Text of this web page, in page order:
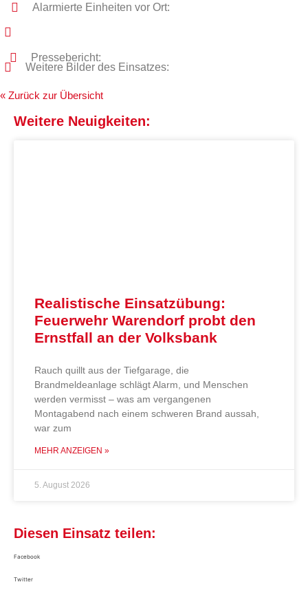
Alarmierte Einheiten vor Ort:
Pressebericht:
Weitere Bilder des Einsatzes:
« Zurück zur Übersicht
Weitere Neuigkeiten:
Realistische Einsatzübung:
Feuerwehr Warendorf probt den
Ernstfall an der Volksbank
Rauch quillt aus der Tiefgarage, die
Brandmeldeanlage schlägt Alarm, und Menschen
werden vermisst – was am vergangenen
Montagabend nach einem schweren Brand aussah,
war zum
MEHR ANZEIGEN »
5. August 2026
Diesen Einsatz teilen:
Facebook
Twitter